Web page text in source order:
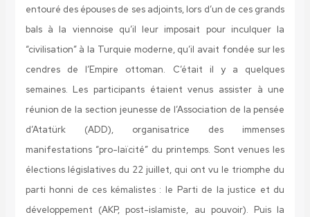
entouré des épouses de ses adjoints, lors d’un de ces grands
bals à la viennoise qu’il leur imposait pour inculquer la
“civilisation” à la Turquie moderne, qu’il avait fondée sur les
cendres de l’Empire ottoman. C’était il y a quelques
semaines. Les participants étaient venus assister à une
réunion de la section jeunesse de l’Association de la pensée
d’Atatürk (ADD), organisatrice des immenses
manifestations “pro-laïcité” du printemps. Sont venues les
élections législatives du 22 juillet, qui ont vu le triomphe du
parti honni de ces kémalistes : le Parti de la justice et du
développement (AKP, post-islamiste, au pouvoir). Puis la